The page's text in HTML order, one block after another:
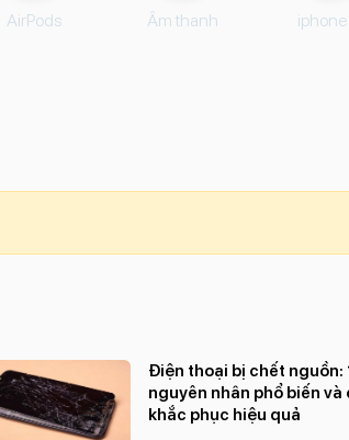
AirPods Âm thanh iphone
Điện thoại bị chết nguồn:
nguyên nhân phổ biến và
khắc phục hiệu quả